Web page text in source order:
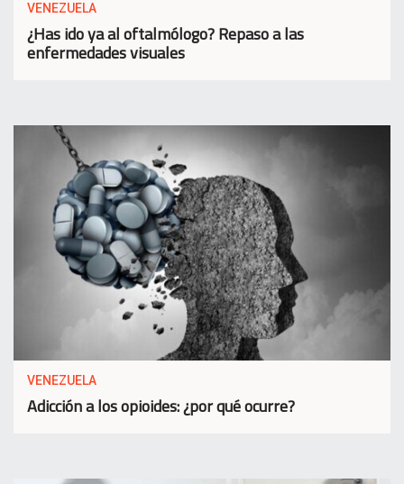
VENEZUELA
¿Has ido ya al oftalmólogo? Repaso a las
enfermedades visuales
VENEZUELA
Adicción a los opioides: ¿por qué ocurre?